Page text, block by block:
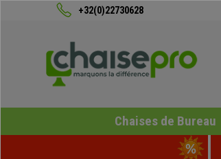
+32(0)22730628
Chaises de Bureau